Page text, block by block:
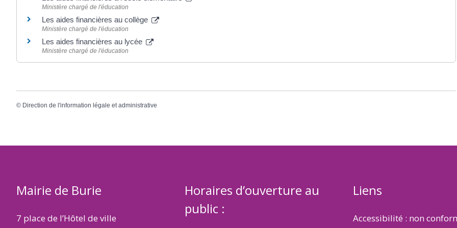
Ministère chargé de l'éducation
Les aides financières au collège
Ministère chargé de l'éducation
Les aides financières au lycée
Ministère chargé de l'éducation
© Direction de l'information légale et administrative
Mairie de Burie
7 place de l’Hôtel de ville
Horaires d’ouverture au
public :
Liens
Accessibilité : non